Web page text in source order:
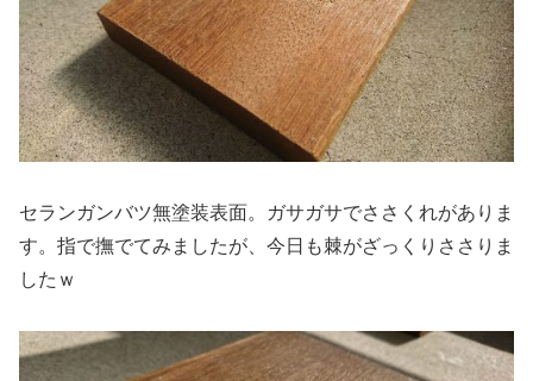
セランガンバツ無塗装表面。ガサガサでささくれがありま
す。指で撫でてみましたが、今日も棘がざっくりささりま
したｗ